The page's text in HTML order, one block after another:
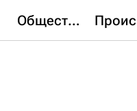
Общество